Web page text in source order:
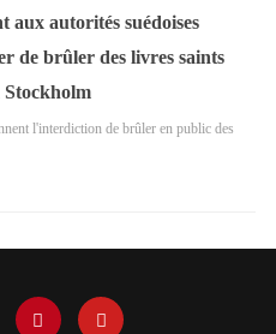
aux autorités suédoises
de brûler des livres saints
Stockholm
l'interdiction de brûler en public des